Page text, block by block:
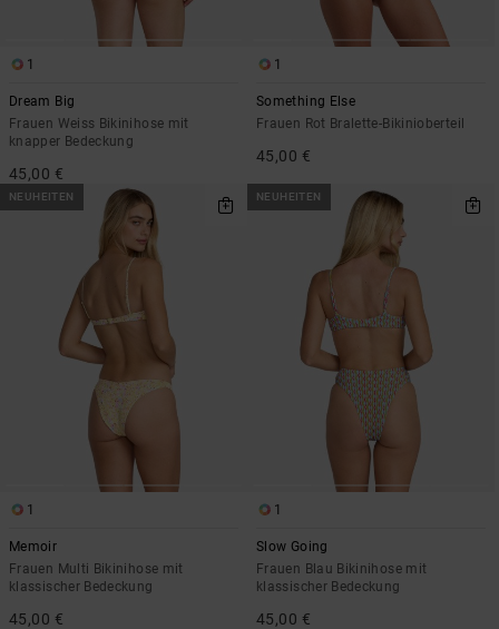
1
Dream Big
Frauen Weiss Bikinihose mit
knapper Bedeckung
45,00 €
1
Something Else
Frauen Rot Bralette-Bikinioberteil
45,00 €
NEUHEITEN
1
Memoir
Frauen Multi Bikinihose mit
klassischer Bedeckung
45,00 €
NEUHEITEN
1
Slow Going
Frauen Blau Bikinihose mit
klassischer Bedeckung
45,00 €